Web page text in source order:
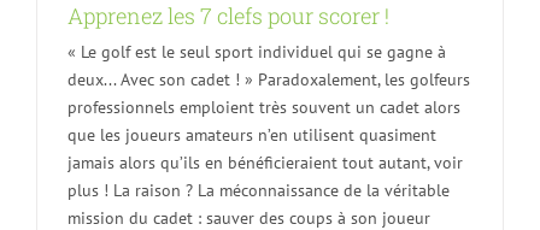
Apprenez les 7 clefs pour scorer !
« Le golf est le seul sport individuel qui se gagne à
deux... Avec son cadet ! » Paradoxalement, les golfeurs
professionnels emploient très souvent un cadet alors
que les joueurs amateurs n’en utilisent quasiment
jamais alors qu’ils en bénéficieraient tout autant, voir
plus ! La raison ? La méconnaissance de la véritable
mission du cadet : sauver des coups à son joueur